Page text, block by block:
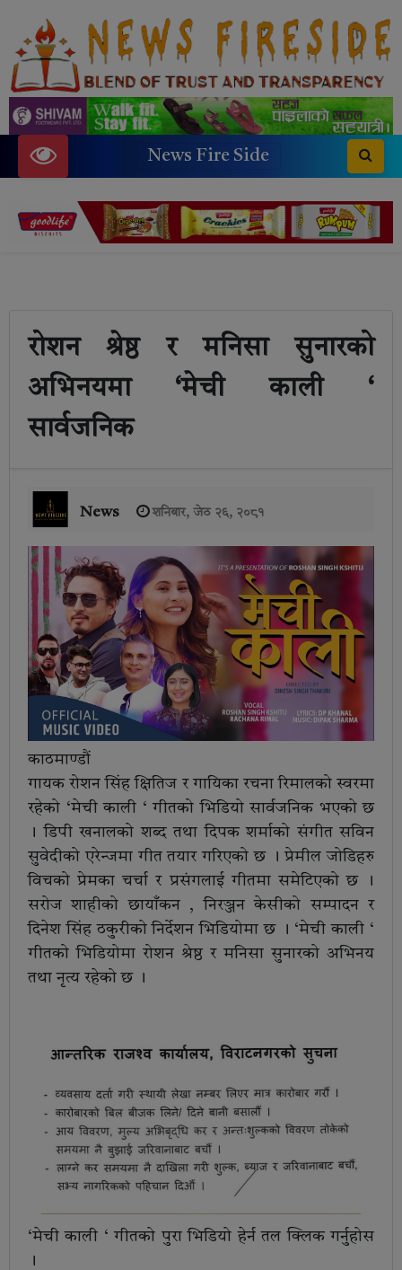
News Fire Side
रोशन श्रेष्ठ र मनिसा सुनारको
अभिनयमा ‘मेची काली ‘
सार्वजनिक
News शनिबार, जेठ २६, २०८१
काठमाण्डौं
गायक रोशन सिंह क्षितिज र गायिका रचना रिमालको स्वरमा
रहेको ‘मेची काली ‘ गीतको भिडियो सार्वजनिक भएको छ
। डिपी खनालको शब्द तथा दिपक शर्माको संगीत सविन
सुवेदीको एरेन्जमा गीत तयार गरिएको छ । प्रेमील जोडिहरु
विचको प्रेमका चर्चा र प्रसंगलाई गीतमा समेटिएको छ ।
सरोज शाहीको छायाँकन , निरञ्जन केसीको सम्पादन र
दिनेश सिंह ठकुरीको निर्देशन भिडियोमा छ । ‘मेची काली ‘
गीतको भिडियोमा रोशन श्रेष्ठ र मनिसा सुनारको अभिनय
तथा नृत्य रहेको छ ।
‘मेची काली ‘ गीतको पुरा भिडियो हेर्न तल क्लिक गर्नुहोस
।